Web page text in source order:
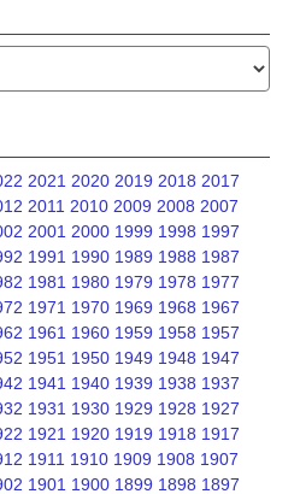
2021 2020 2019 2018 2017
2011 2010 2009 2008 2007
2001 2000 1999 1998 1997
1991 1990 1989 1988 1987
1981 1980 1979 1978 1977
1971 1970 1969 1968 1967
1961 1960 1959 1958 1957
1951 1950 1949 1948 1947
1941 1940 1939 1938 1937
1931 1930 1929 1928 1927
1921 1920 1919 1918 1917
1911 1910 1909 1908 1907
1901 1900 1899 1898 1897